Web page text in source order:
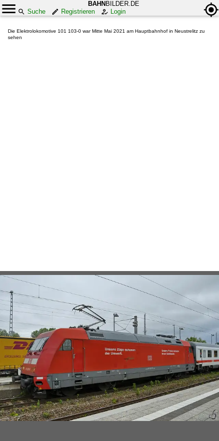
BAHN BILDER.DE
Suche
Registrieren Login
Die Elektrolokomotive 101 103-0 war Mitte Mai 2021 am Hauptbahnhof in Neustrelitz zu
sehen